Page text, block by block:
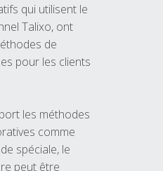
qui utilisent le
Talixo, ont
de
pour les clients
les méthodes
comme
spéciale, le
peut être